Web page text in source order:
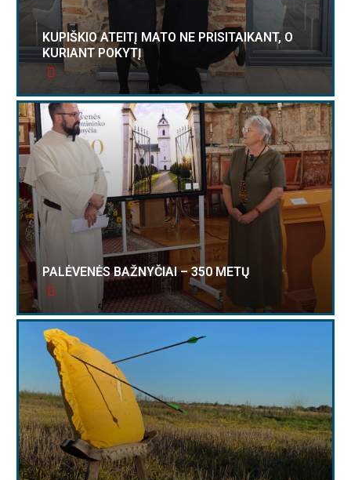
KUPIŠKIO ATEITĮ MATO NE PRISITAIKANT, O
KURIANT POKYTĮ
PALĖVENĖS BAŽNYČIAI – 350 METŲ